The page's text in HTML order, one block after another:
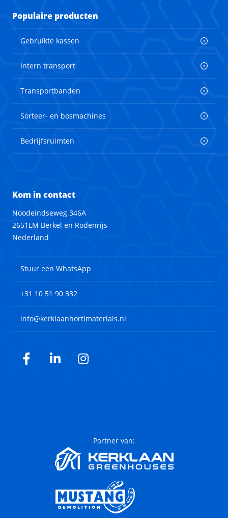
Populaire producten
Gebruikte kassen
Intern transport
Transportbanden
Sorteer- en bosmachines
Bedrijfsruimten
Kom in contact
Noodeindseweg 346A
2651LM Berkel en Rodenrijs
Nederland
Stuur een WhatsApp
+31 10 51 90 332
info@kerklaanhortimaterials.nl
Facebook
LinkedInInstagram
Partner van: